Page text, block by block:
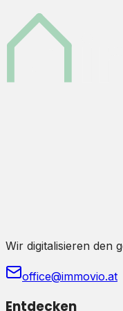
Wir digitalisieren den
office@immovio.at
Entdecken